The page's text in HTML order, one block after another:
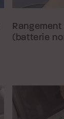
(batterie